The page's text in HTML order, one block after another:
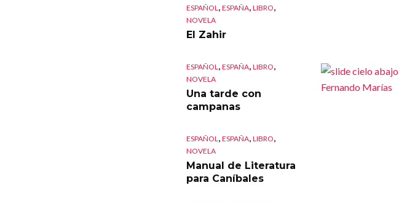
ESPAÑOL , ESPAÑA, LIBRO,
NOVELA
El Zahir
ESPAÑOL , ESPAÑA, LIBRO,
NOVELA
Una tarde con
campanas
ESPAÑOL , ESPAÑA, LIBRO,
NOVELA
Manual de Literatura
para Caníbales